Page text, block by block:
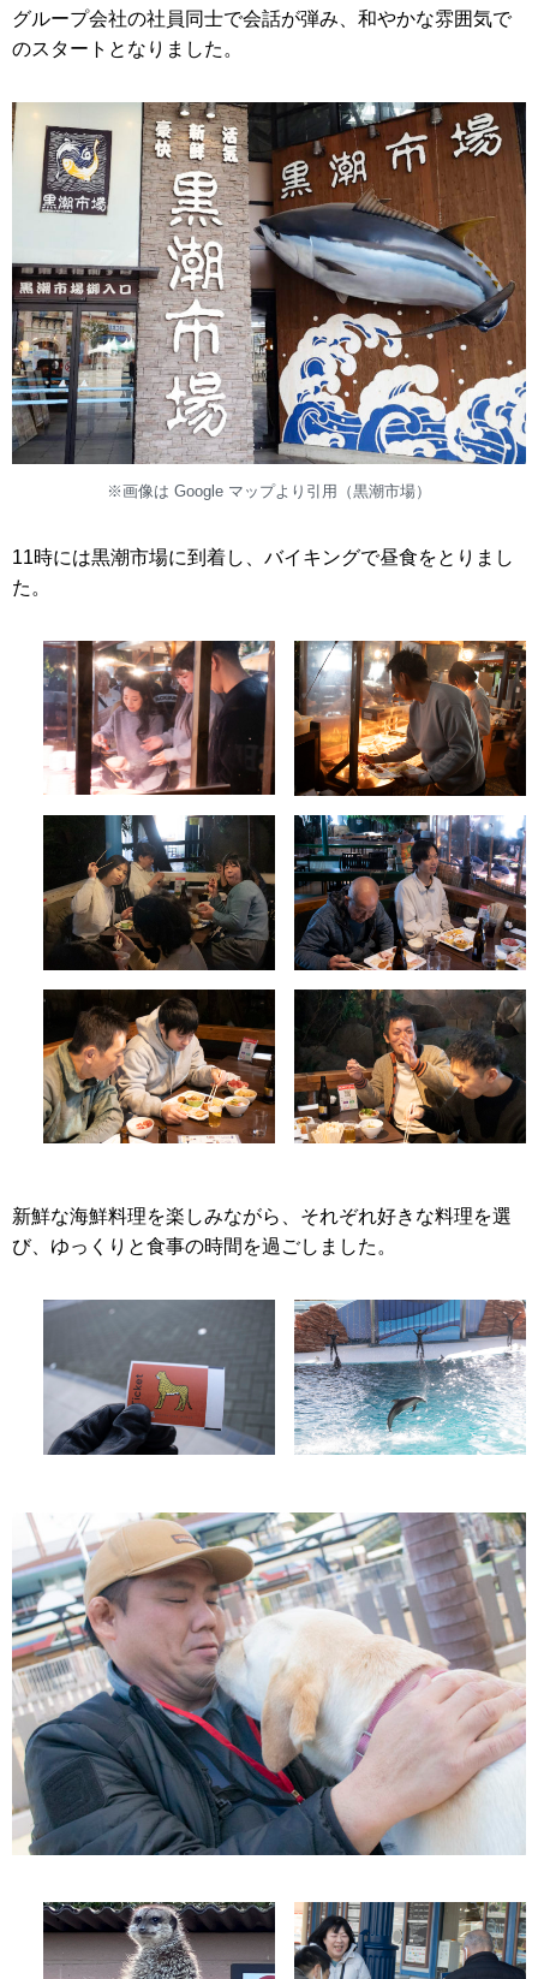
グループ会社の社員同士で会話が弾み、和やかな雰囲気で
のスタートとなりました。
※画像は Google マップより引用（黒潮市場）
11時には黒潮市場に到着し、バイキングで昼食をとりまし
た。
新鮮な海鮮料理を楽しみながら、それぞれ好きな料理を選
び、ゆっくりと食事の時間を過ごしました。